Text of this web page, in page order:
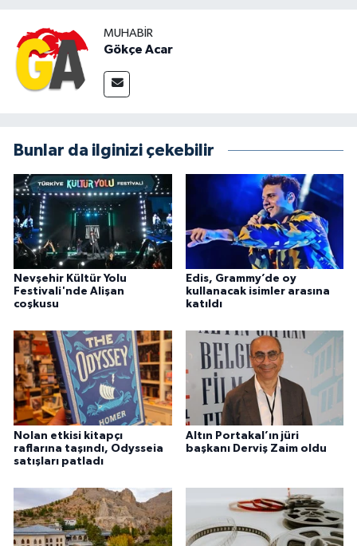
MUHABIR
Gökçe Acar
Bunlar da ilginizi çekebilir
Nevşehir Kültür Yolu
Festivali'nde Alişan
coşkusu
Edis, Grammy’de oy
kullanacak isimler arasına
katıldı
Nolan etkisi kitapçı
raflarına taşındı, Odysseia
satışları patladı
Altın Portakal’ın jüri
başkanı Derviş Zaim oldu